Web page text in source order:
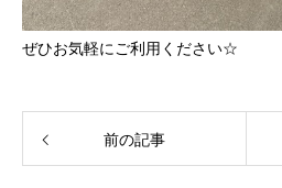
ぜひお気軽にご利用ください☆
前の記事